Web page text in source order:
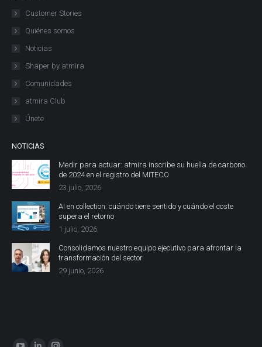
Customer Stories
Quiénes somos
Noticias
Shaper by atmira
Comunidades
atmira Club
Únete
NOTICIAS
Medir para actuar: atmira inscribe su huella de carbono
de 2024 en el registro del MITECO
23 julio, 2026
AI en collection: cuándo tiene sentido y cuándo el coste
supera el retorno
1 julio, 2026
Consolidamos nuestro equipo ejecutivo para afrontar la
transformación del sector
29 junio, 2026
Encuéntranos en: